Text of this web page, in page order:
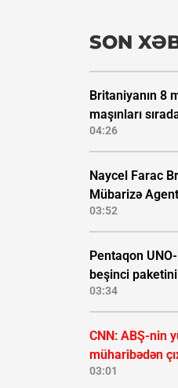
SON
Britaniyanın 8
maşınları
04:26
Naycel Farac
Mübarizə
03:52
Pentaqon
beşinci paketini
03:34
CNN: ABŞ-nin
müharibədən
03:01